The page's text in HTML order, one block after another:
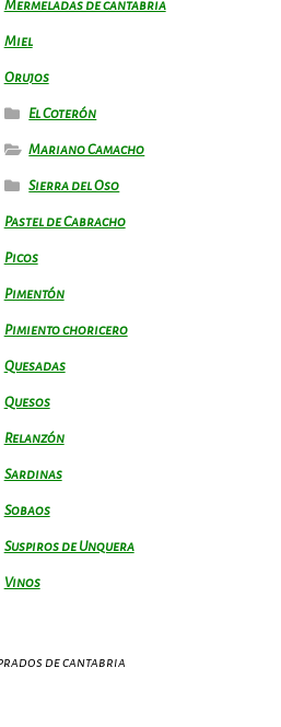
Mermeladas de cantabria
Miel
Orujos
El Coterón
Mariano Camacho
Sierra del Oso
Pastel de Cabracho
Picos
Pimentón
Pimiento choricero
Quesadas
Quesos
Relanzón
Sardinas
Sobaos
Suspiros de Unquera
Vinos